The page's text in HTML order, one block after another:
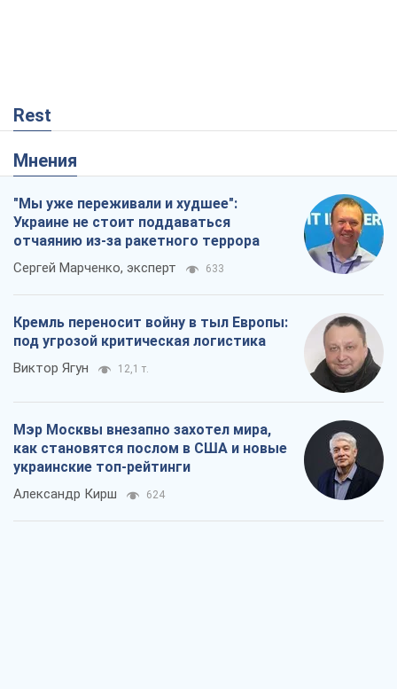
Rest
Мнения
"Мы уже переживали и худшее":
Украине не стоит поддаваться
отчаянию из-за ракетного террора
Сергей Марченко, эксперт 633
Кремль переносит войну в тыл Европы:
под угрозой критическая логистика
Виктор Ягун 12,1 т.
Мэр Москвы внезапно захотел мира,
как становятся послом в США и новые
украинские топ-рейтинги
Александр Кирш 624